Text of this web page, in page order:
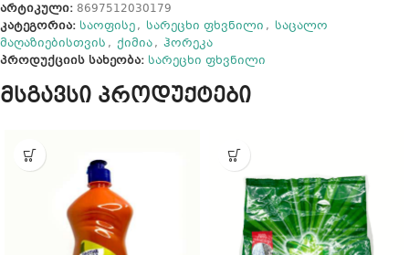
არტიკული: 8697512030179
კატეგორია: საოფისე, სარეცხი ფხვნილი , საცალო
მაღაზიებისთვის , ქიმია, ჰორეკა
პროდუქციის სახეობა: სარეცხი ფხვნილი
მსგავსი პროდუქტები